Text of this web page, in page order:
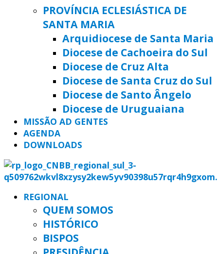
PROVÍNCIA ECLESIÁSTICA DE
SANTA MARIA
Arquidiocese de Santa Maria
Diocese de Cachoeira do Sul
Diocese de Cruz Alta
Diocese de Santa Cruz do Sul
Diocese de Santo Ângelo
Diocese de Uruguaiana
MISSÃO AD GENTES
AGENDA
DOWNLOADS
REGIONAL
QUEM SOMOS
HISTÓRICO
BISPOS